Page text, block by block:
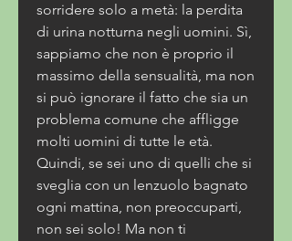
sorridere solo a metà: la perdita
di urina notturna negli uomini. Sì,
sappiamo che non è proprio il
massimo della sensualità, ma non
si può ignorare il fatto che sia un
problema comune che affligge
molti uomini di tutte le età.
Quindi, se sei uno di quelli che si
sveglia con un lenzuolo bagnato
ogni mattina, non preoccuparti,
non sei solo! Ma non ti